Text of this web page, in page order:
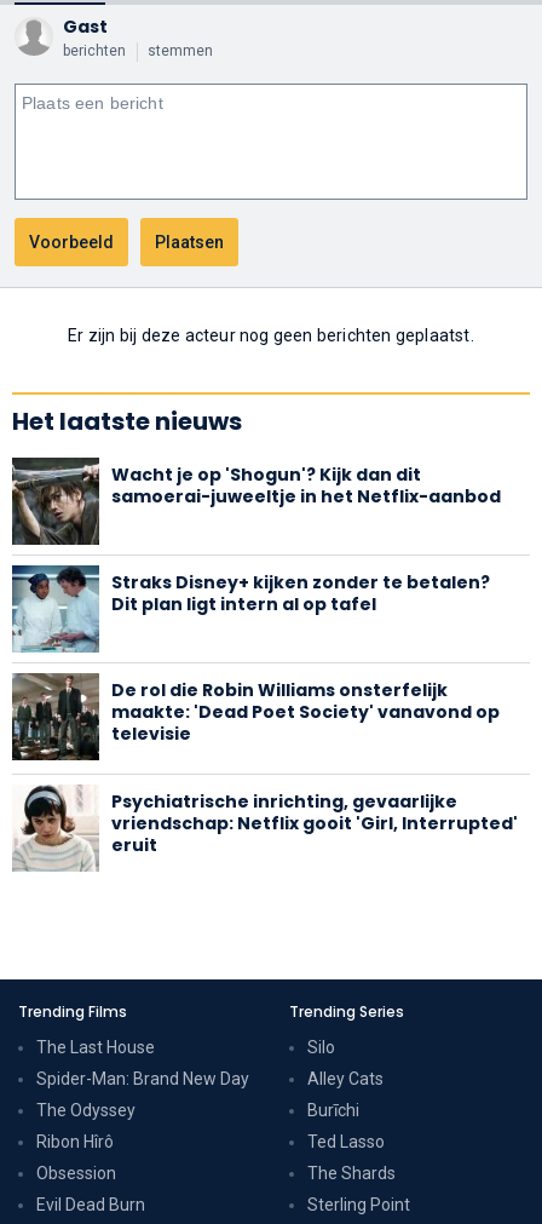
Gast
berichten stemmen
Er zijn bij deze acteur nog geen berichten geplaatst.
Het laatste nieuws
Wacht je op 'Shogun'? Kijk dan dit
samoerai-juweeltje in het Netflix-aanbod
Straks Disney+ kijken zonder te betalen?
Dit plan ligt intern al op tafel
De rol die Robin Williams onsterfelijk
maakte: 'Dead Poet Society' vanavond op
televisie
Psychiatrische inrichting, gevaarlijke
vriendschap: Netflix gooit 'Girl, Interrupted'
eruit
Trending Films
The Last House
Spider-Man: Brand New Day
The Odyssey
Ribon Hîrô
Obsession
Evil Dead Burn
Trending Series
Silo
Alley Cats
Burīchi
Ted Lasso
The Shards
Sterling Point